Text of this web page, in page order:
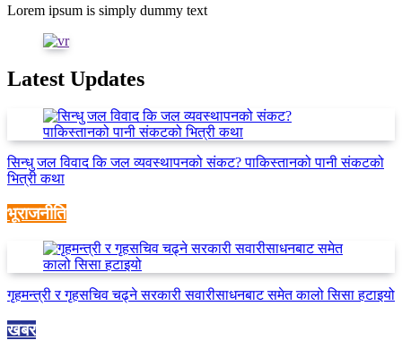
Lorem ipsum is simply dummy text
Latest Updates
सिन्धु जल विवाद कि जल व्यवस्थापनको संकट? पाकिस्तानको पानी संकटको
भित्री कथा
भूराजनीति
गृहमन्त्री र गृहसचिव चढ्ने सरकारी सवारीसाधनबाट समेत कालो सिसा हटाइयो
खबर